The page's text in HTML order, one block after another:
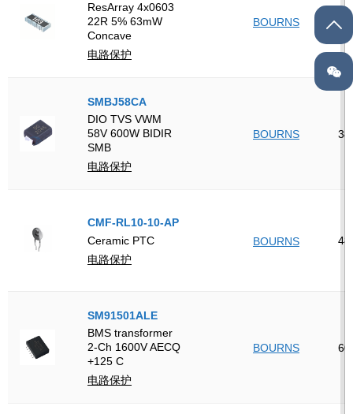
ResArray 4x0603
22R 5% 63mW
Concave
电路保护
BOURNS 16
SMBJ58CA
DIO TVS VWM
58V 600W BIDIR
SMB
电路保护
BOURNS 38
CMF-RL10-10-AP
Ceramic PTC
电路保护
BOURNS 48
SM91501ALE
BMS transformer
2-Ch 1600V AECQ
+125 C
电路保护
BOURNS 60